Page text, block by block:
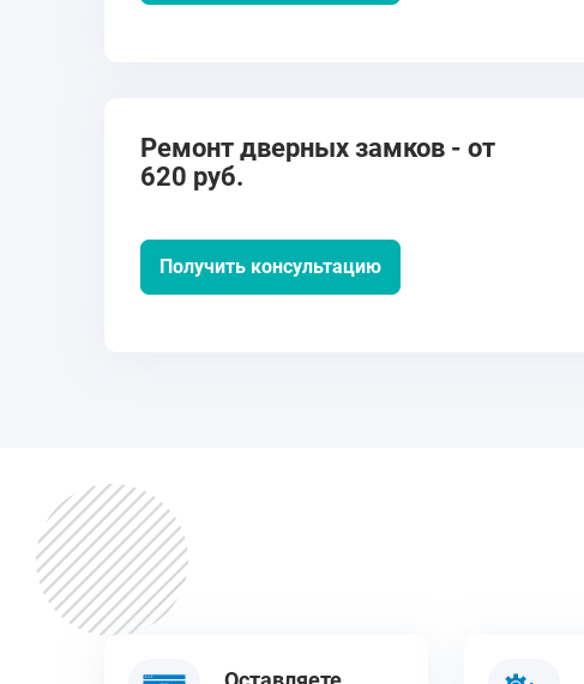
Ремонт дверных замков - от
620 руб.
Получить консультацию